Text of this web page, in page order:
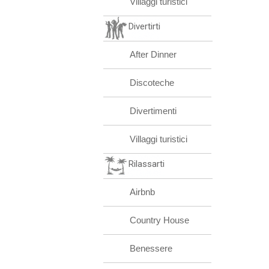
Divertirti
After Dinner
Discoteche
Divertimenti
Villaggi turistici
Rilassarti
Airbnb
Country House
Benessere